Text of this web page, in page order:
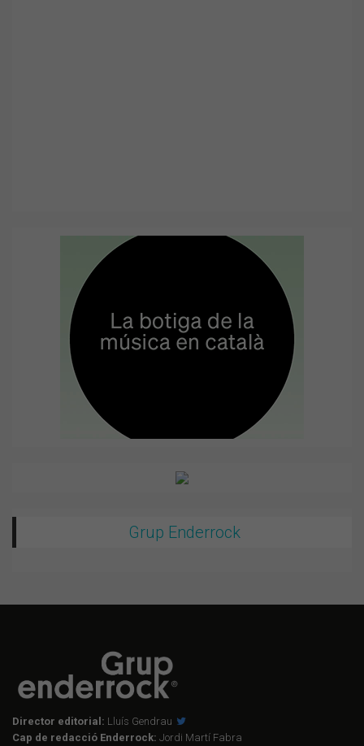
Grup Enderrock
Director editorial: Lluís Gendrau
Cap de redacció Enderrock: Jordi Martí Fabra